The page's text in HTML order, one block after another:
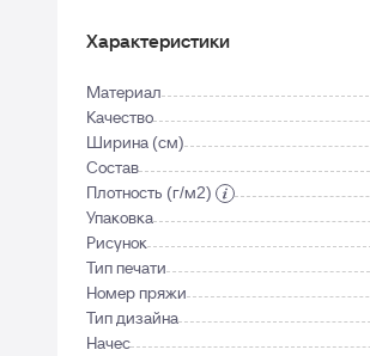
Характеристики
Материал
Качество
Ширина (см)
Состав
Плотность (г/м2)
Упаковка
Рисунок
Тип печати
Номер пряжи
Тип дизайна
Начес